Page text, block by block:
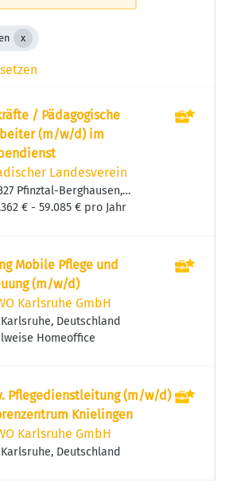
/ Pädagogische
(m/w/d) im
Landesverein
Pfinztal-Berghausen,
€ - 59.085 € pro Jahr
Mobile Pflege und
(m/w/d)
Karlsruhe GmbH
Karlsruhe, Deutschland
Homeoffice
Pflegedienstleitung (m/w/d)
Knielingen
Karlsruhe GmbH
Karlsruhe, Deutschland